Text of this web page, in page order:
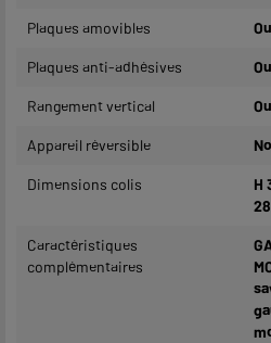
Plaques amovibles
Plaques anti-adhésives
Rangement vertical
Appareil réversible
Dimensions colis
H
Caractéristiques
complémentaires